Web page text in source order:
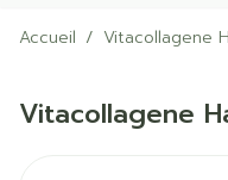
Accueil / Vitacollagene
Vitacollagene